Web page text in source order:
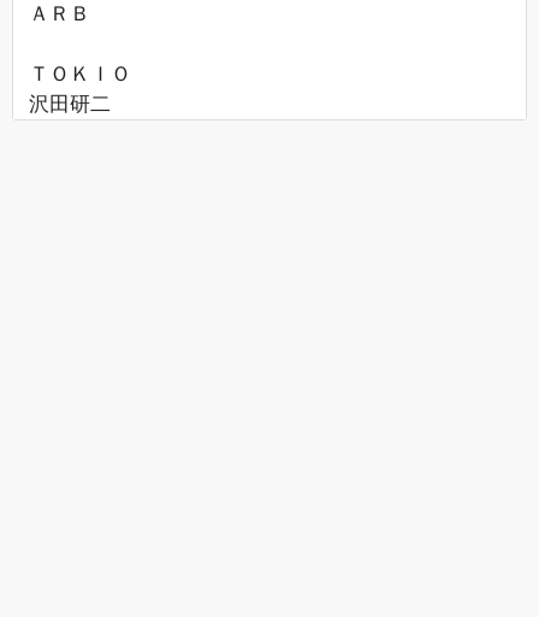
ＡＲＢ
ＴＯＫＩＯ
沢田研二